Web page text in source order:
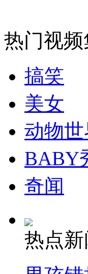
纽约上演“枕头大
司机酒驾遇交警
热门视频
搞笑
美女
动物世
BABY
奇闻
热点新